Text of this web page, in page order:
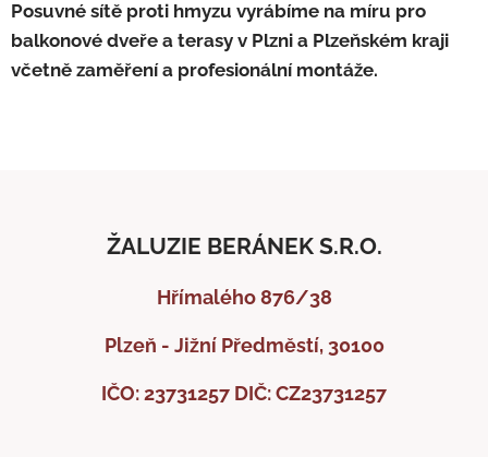
Posuvné sítě proti hmyzu vyrábíme na míru pro
balkonové dveře a terasy v Plzni a Plzeňském kraji
včetně zaměření a profesionální montáže.
ŽALUZIE BERÁNEK S.R.O.
Hřímalého 876/38
Plzeň - Jižní Předměstí, 30100
IČO: 23731257 DIČ: CZ23731257